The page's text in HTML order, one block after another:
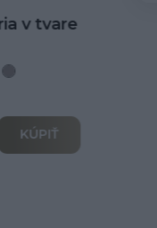
KÚPIŤ